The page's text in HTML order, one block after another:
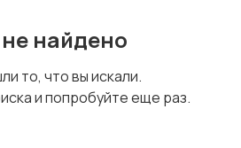
найдено
то, что вы искали.
и попробуйте еще раз.